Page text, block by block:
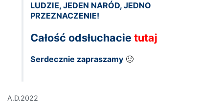
LUDZIE, JEDEN NARÓD, JEDNO
PRZEZNACZENIE!
Całość odsłuchacietutaj
Serdecznie zapraszamy 🙂
A.D.2022